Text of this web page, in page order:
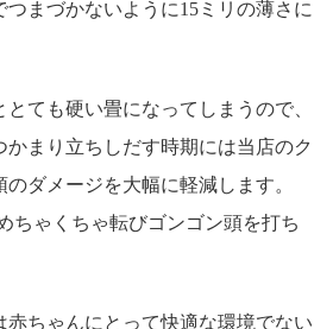
まづかないように15ミリの薄さに
ても硬い畳になってしまうので、
まり立ちしだす時期には当店のク
ダメージを大幅に軽減します。
ちゃくちゃ転びゴンゴン頭を打ち
赤ちゃんにとって快適な環境でない